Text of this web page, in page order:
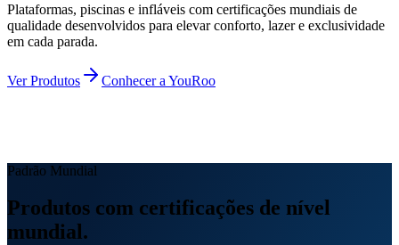
Plataformas, piscinas e infláveis com certificações mundiais de
qualidade desenvolvidos para elevar conforto, lazer e exclusividade
em cada parada.
Ver Produtos Conhecer a YouRoo
Padrão Mundial
Produtos com certificações de nível
mundial.